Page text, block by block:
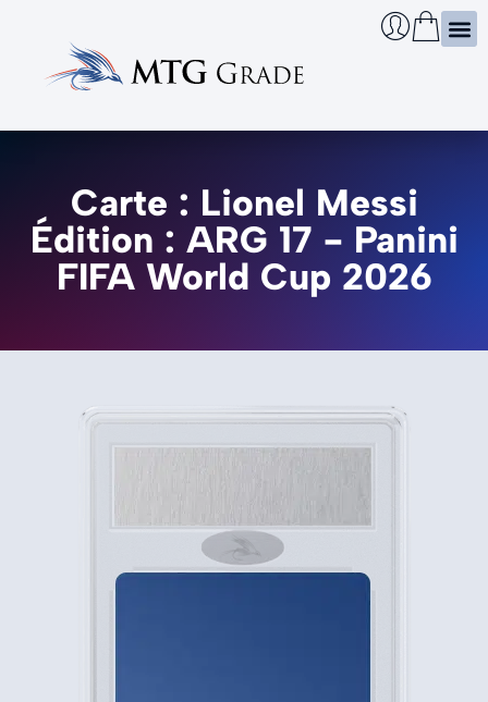
Carte : Lionel Messi
Édition : ARG 17 - Panini
FIFA World Cup 2026